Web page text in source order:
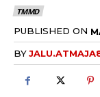
TMMD
PUBLISHED ON
BY